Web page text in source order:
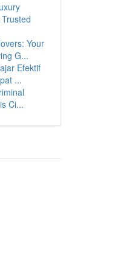
Your
G...
Efektif
...
Ci...